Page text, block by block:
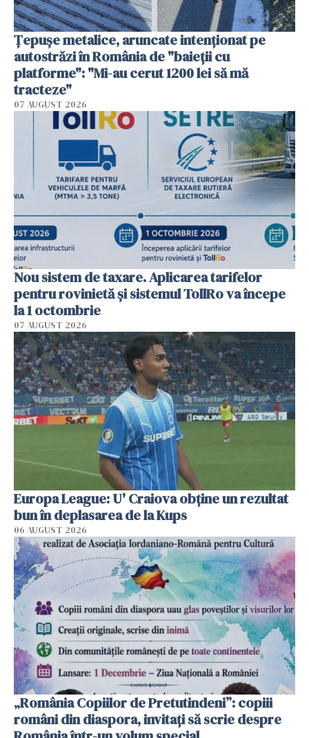
Țepușe metalice, aruncate intenționat pe
autostrăzi în România de "baieții cu
platforme": "Mi-au cerut 1200 lei să mă
tracteze"
07 AUGUST 2026
Nou sistem de taxare. Aplicarea tarifelor
pentru rovinietă şi sistemul TollRo va începe
la 1 octombrie
07 AUGUST 2026
Europa League: U' Craiova obține un rezultat
bun în deplasarea de la Kups
06 AUGUST 2026
„România Copiilor de Pretutindeni”: copiii
români din diaspora, invitați să scrie despre